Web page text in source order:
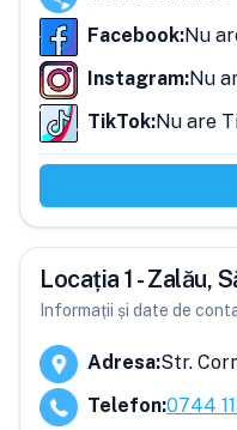
Facebook:Nu
Instagram:Nu
TikTok:Nu are
Locația 1 - Zalău,
Informații și date de
Adresa:Str.
Telefon:0744